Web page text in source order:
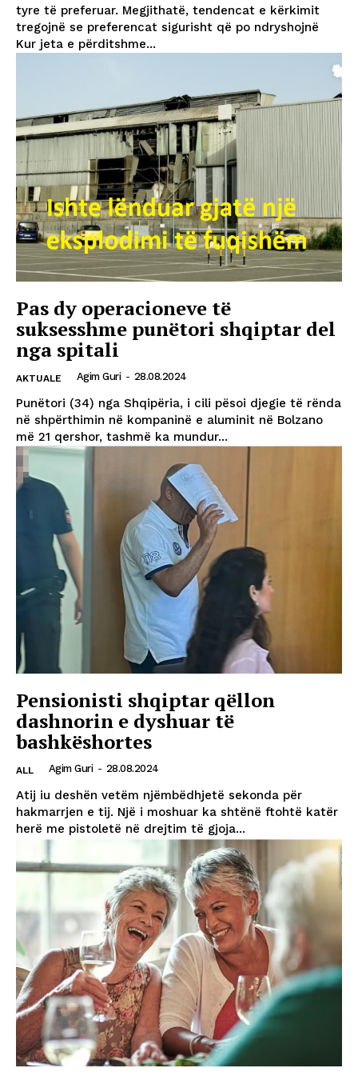
tyre të preferuar. Megjithatë, tendencat e kërkimit
tregojnë se preferencat sigurisht që po ndryshojnë
Kur jeta e përditshme...
Pas dy operacioneve të
suksesshme punëtori shqiptar del
nga spitali
AKTUALE Agim Guri - 28.08.2024
Punëtori (34) nga Shqipëria, i cili pësoi djegie të rënda
në shpërthimin në kompaninë e aluminit në Bolzano
më 21 qershor, tashmë ka mundur...
Pensionisti shqiptar qëllon
dashnorin e dyshuar të
bashkëshortes
ALL Agim Guri - 28.08.2024
Atij iu deshën vetëm njëmbëdhjetë sekonda për
hakmarrjen e tij. Një i moshuar ka shtënë ftohtë katër
herë me pistoletë në drejtim të gjoja...